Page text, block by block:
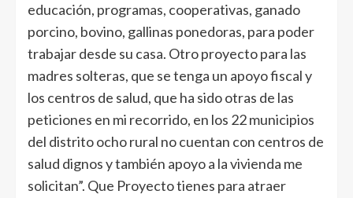
educación, programas, cooperativas, ganado
porcino, bovino, gallinas ponedoras, para poder
trabajar desde su casa. Otro proyecto para las
madres solteras, que se tenga un apoyo fiscal y
los centros de salud, que ha sido otras de las
peticiones en mi recorrido, en los 22 municipios
del distrito ocho rural no cuentan con centros de
salud dignos y también apoyo a la vivienda me
solicitan”. Que Proyecto tienes para atraer